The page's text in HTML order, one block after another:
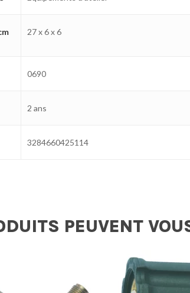
27 x 6 x 6
0690
2 ans
3284660425114
PEUVENT